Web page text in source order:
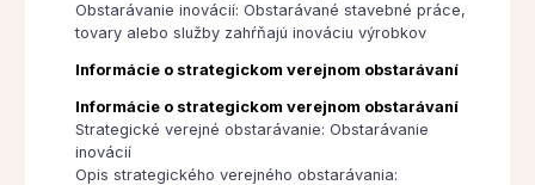
Obstarávanie inovácií: Obstarávané stavebné práce,
tovary alebo služby zahŕňajú inováciu výrobkov
Informácie o strategickom verejnom obstarávaní
Informácie o strategickom verejnom obstarávaní
Strategické verejné obstarávanie: Obstarávanie
inovácií
Opis strategického verejného obstarávania: